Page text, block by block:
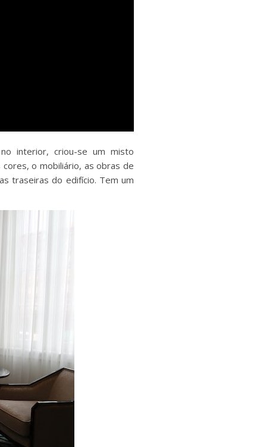
interior, criou-se um misto
o mobiliário, as obras de
traseiras do edifício. Tem um